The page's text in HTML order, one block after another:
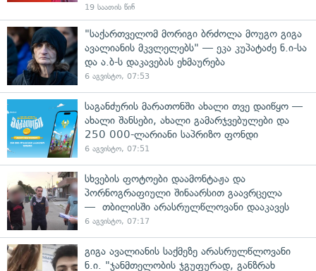
19 საათის წინ
"საქართველომ მორიგი ბრძოლა მოუგო გიგა
ავალიანის მკვლელებს" — ეკა კუპატაძე ნ.ი-სა
და ა.ბ-ს დაკავებას ეხმაურება
6 აგვისტო, 07:53
საგანძურის მარათონში ახალი თვე დაიწყო —
ახალი შანსები, ახალი გამარჯვებულები და
250 000-ლარიანი საპრიზო ფონდი
6 აგვისტო, 07:51
სხვების ფოტოები დაამონტაჟა და
პორნოგრაფიული შინაარსით გაავრცელა
— თბილისში არასრულწლოვანი დააკავეს
6 აგვისტო, 07:17
გიგა ავალიანის საქმეზე არასრულწლოვანი
ნ.ი. "ჯანმთელობის ჯგუფურად, განზრახ